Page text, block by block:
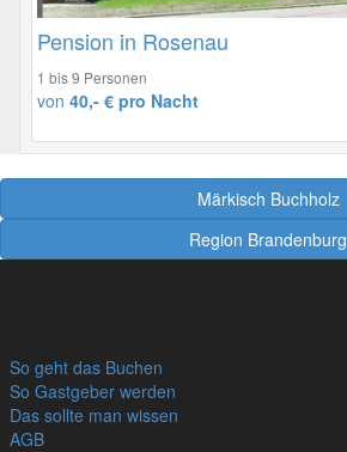
Pension in Rosenau
1 bis 9 Personen
von 40,- € pro Nacht
Märkisch Buchholz
Region Brandenburg
So geht das Buchen
So Gastgeber werden
Das sollte man wissen
AGB